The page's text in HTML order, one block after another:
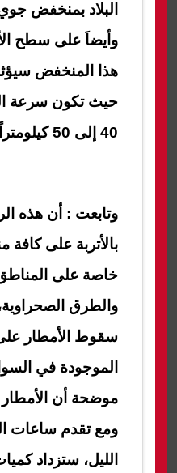
البلاد بمنخفض
وأيضاَ على سطح
هذا المنخفض
حيث تكون سرعة
40 إلى 50 كيلومتراً في الساعة.
وتابعت : أن هذه
بالأتربة على كافة
خاصة على
والطرق
سقوط الأمطار
الموجودة في
موضحة أن
ومع تقدم ساعات
الليل، ستزداد